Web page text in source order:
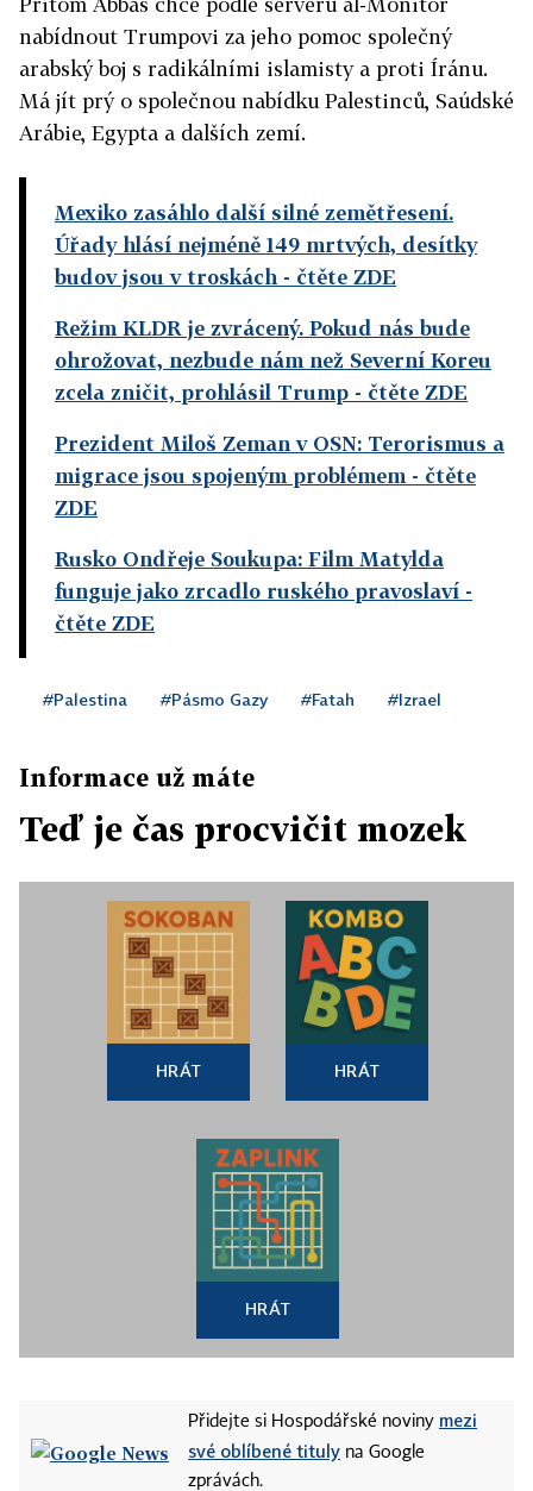
nabídnout Trumpovi za jeho pomoc společný
arabský boj s radikálními islamisty a proti Íránu.
Má jít prý o společnou nabídku Palestinců, Saúdské
Arábie, Egypta a dalších zemí.
Mexiko zasáhlo další silné zemětřesení.
Úřady hlásí nejméně 149 mrtvých, desítky
budov jsou v troskách - čtěte ZDE
Režim KLDR je zvrácený. Pokud nás bude
ohrožovat, nezbude nám než Severní Koreu
zcela zničit, prohlásil Trump - čtěte ZDE
Prezident Miloš Zeman v OSN: Terorismus a
migrace jsou spojeným problémem - čtěte
ZDE
Rusko Ondřeje Soukupa: Film Matylda
funguje jako zrcadlo ruského pravoslaví -
čtěte ZDE
#Palestina #Pásmo Gazy #Fatah #Izrael
Informace už máte
Teď je čas procvičit mozek
HRÁT HRÁT
HRÁT
Přidejte si Hospodářské noviny mezi
své oblíbené tituly na Google
zprávách.